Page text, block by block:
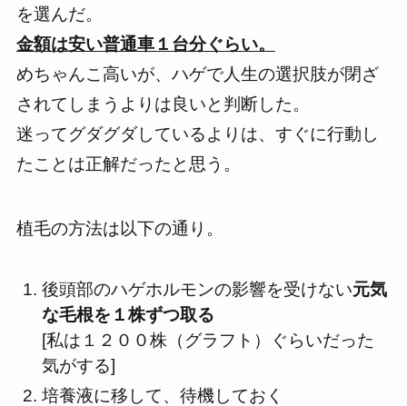
を選んだ。
金額は安い普通車１台分ぐらい。
めちゃんこ高いが、ハゲで人生の選択肢が閉ざ
されてしまうよりは良いと判断した。
迷ってグダグダしているよりは、すぐに行動し
たことは正解だったと思う。
植毛の方法は以下の通り。
後頭部のハゲホルモンの影響を受けない元気
な毛根を１株ずつ取る
[私は１２００株（グラフト）ぐらいだった
気がする]
培養液に移して、待機しておく